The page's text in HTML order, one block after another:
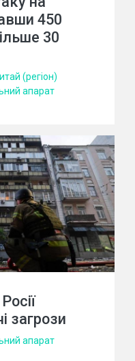
450
30
(регіон)
апарат
загрози
апарат